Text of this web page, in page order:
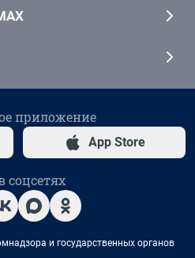
приложение
App Store
и государственных органов